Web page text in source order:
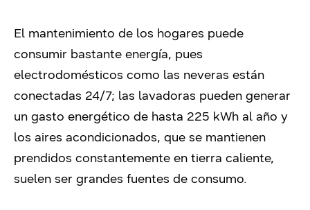
El mantenimiento de los hogares puede
consumir bastante energía, pues
electrodomésticos como las neveras están
conectadas 24/7; las lavadoras pueden generar
un gasto energético de hasta 225 kWh al año y
los aires acondicionados, que se mantienen
prendidos constantemente en tierra caliente,
suelen ser grandes fuentes de consumo.